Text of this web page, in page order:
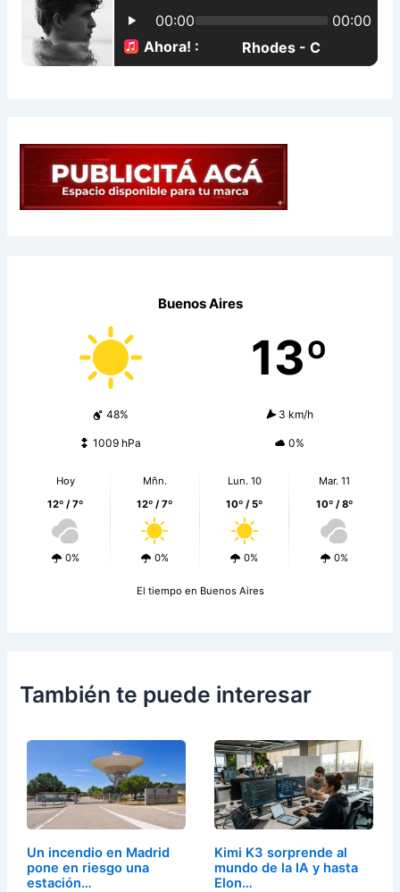
Buenos Aires
13º
48% 3 km/h
1009 hPa 0%
Hoy
12º / 7º
0%
Mñn.
12º / 7º
0%
Lun. 10
10º / 5º
0%
Mar. 11
10º / 8º
0%
El tiempo en Buenos Aires
También te puede interesar
Un incendio en Madrid
pone en riesgo una
estación…
Kimi K3 sorprende al
mundo de la IA y hasta
Elon…